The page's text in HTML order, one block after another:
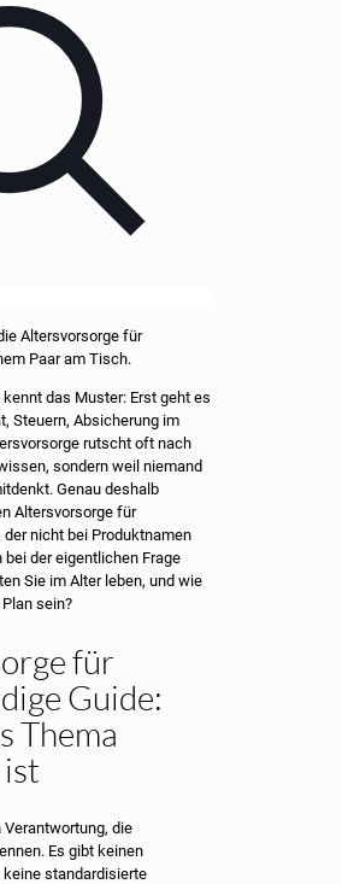
Altersvorsorge für
Paar am Tisch.
das Muster: Erst geht es
Steuern, Absicherung im
rutscht oft nach
sondern weil niemand
Genau deshalb
Altersvorsorge für
nicht bei Produktnamen
der eigentlichen Frage
Sie im Alter leben, und wie
sein?
für
Guide:
Thema
die
Es gibt keinen
standardisierte